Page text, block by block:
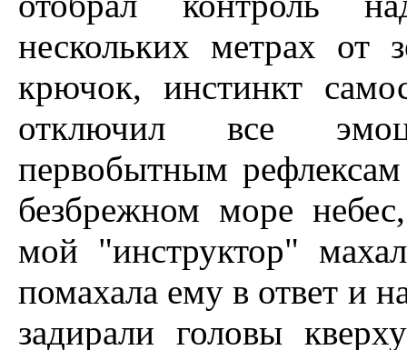
нескольких метрах от
крючок, инстинкт
отключил все
первобытным
безбрежном море
мой "инструктор"
помахала ему в ответ и
задирали головы